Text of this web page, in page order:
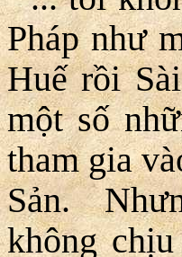
Pháp như
Huế rồi
một số
tham gia
Sản.
không